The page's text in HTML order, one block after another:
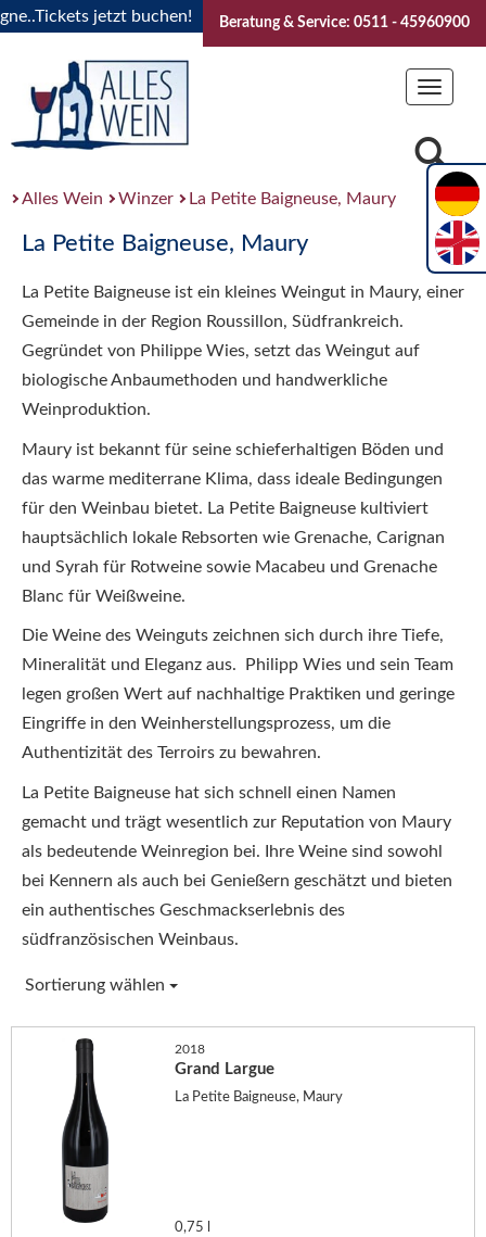
jetzt buchen! "Das Sommerfest 2026" Vive la
Beratung & Service: 0511 - 45960900
Toggle
Alles Wein Winzer La Petite Baigneuse, Maury
La Petite Baigneuse, Maury
La Petite Baigneuse ist ein kleines Weingut in Maury, einer
Gemeinde in der Region Roussillon, Südfrankreich.
Gegründet von Philippe Wies, setzt das Weingut auf
biologische Anbaumethoden und handwerkliche
Weinproduktion.
Maury ist bekannt für seine schieferhaltigen Böden und
das warme mediterrane Klima, dass ideale Bedingungen
für den Weinbau bietet. La Petite Baigneuse kultiviert
hauptsächlich lokale Rebsorten wie Grenache, Carignan
und Syrah für Rotweine sowie Macabeu und Grenache
Blanc für Weißweine.
Die Weine des Weinguts zeichnen sich durch ihre Tiefe,
Mineralität und Eleganz aus. Philipp Wies und sein Team
legen großen Wert auf nachhaltige Praktiken und geringe
Eingriffe in den Weinherstellungsprozess, um die
Authentizität des Terroirs zu bewahren.
La Petite Baigneuse hat sich schnell einen Namen
gemacht und trägt wesentlich zur Reputation von Maury
als bedeutende Weinregion bei. Ihre Weine sind sowohl
bei Kennern als auch bei Genießern geschätzt und bieten
ein authentisches Geschmackserlebnis des
südfranzösischen Weinbaus.
Sortierung wählen
2018
Grand Largue
La Petite Baigneuse, Maury
0,75 l